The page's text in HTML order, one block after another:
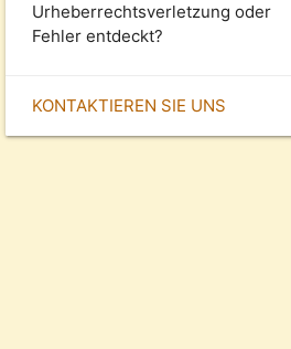
Urheberrechtsverletzung oder
Fehler entdeckt?
KONTAKTIEREN SIE UNS